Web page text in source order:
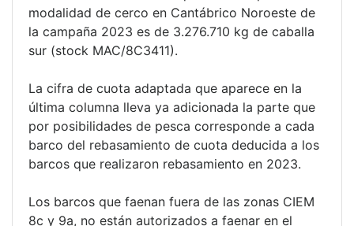
modalidad de cerco en Cantábrico Noroeste de
la campaña 2023 es de 3.276.710 kg de caballa
sur (stock MAC/8C3411).
La cifra de cuota adaptada que aparece en la
última columna lleva ya adicionada la parte que
por posibilidades de pesca corresponde a cada
barco del rebasamiento de cuota deducida a los
barcos que realizaron rebasamiento en 2023.
Los barcos que faenan fuera de las zonas CIEM
8c y 9a, no están autorizados a faenar en el